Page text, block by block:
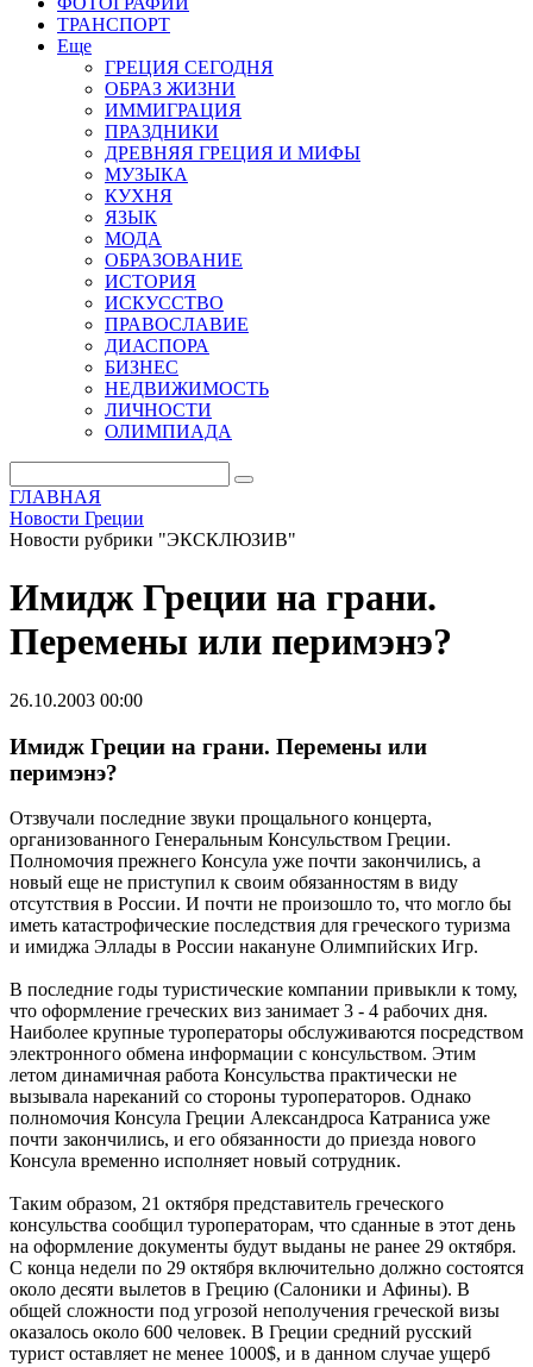
ТРАНСПОРТ
Еще
ГРЕЦИЯ СЕГОДНЯ
ОБРАЗ ЖИЗНИ
ИММИГРАЦИЯ
ПРАЗДНИКИ
ДРЕВНЯЯ ГРЕЦИЯ И МИФЫ
МУЗЫКА
КУХНЯ
ЯЗЫК
МОДА
ОБРАЗОВАНИЕ
ИСТОРИЯ
ИСКУССТВО
ПРАВОСЛАВИЕ
ДИАСПОРА
БИЗНЕС
НЕДВИЖИМОСТЬ
ЛИЧНОСТИ
ОЛИМПИАДА
ГЛАВНАЯ
Новости Греции
Новости рубрики "ЭКСКЛЮЗИВ"
Имидж Греции на грани.
Перемены или перимэнэ?
26.10.2003 00:00
Имидж Греции на грани. Перемены или
перимэнэ?
Отзвучали последние звуки прощального концерта,
организованного Генеральным Консульством Греции.
Полномочия прежнего Консула уже почти закончились, а
новый еще не приступил к своим обязанностям в виду
отсутствия в России. И почти не произошло то, что могло бы
иметь катастрофические последствия для греческого туризма
и имиджа Эллады в России накануне Олимпийских Игр.
В последние годы туристические компании привыкли к тому,
что оформление греческих виз занимает 3 - 4 рабочих дня.
Наиболее крупные туроператоры обслуживаются посредством
электронного обмена информации с консульством. Этим
летом динамичная работа Консульства практически не
вызывала нареканий со стороны туроператоров. Однако
полномочия Консула Греции Александроса Катраниса уже
почти закончились, и его обязанности до приезда нового
Консула временно исполняет новый сотрудник.
Таким образом, 21 октября представитель греческого
консульства сообщил туроператорам, что сданные в этот день
на оформление документы будут выданы не ранее 29 октября.
С конца недели по 29 октября включительно должно состоятся
около десяти вылетов в Грецию (Салоники и Афины). В
общей сложности под угрозой неполучения греческой визы
оказалось около 600 человек. В Греции средний русский
турист оставляет не менее 1000$, и в данном случае ущерб